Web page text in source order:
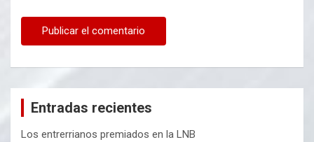
Entradas recientes
Los entrerrianos premiados en la LNB